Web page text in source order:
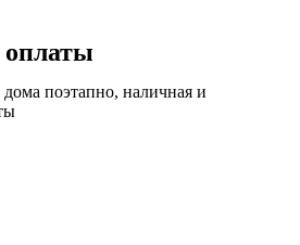
оплаты
поэтапно, наличная и